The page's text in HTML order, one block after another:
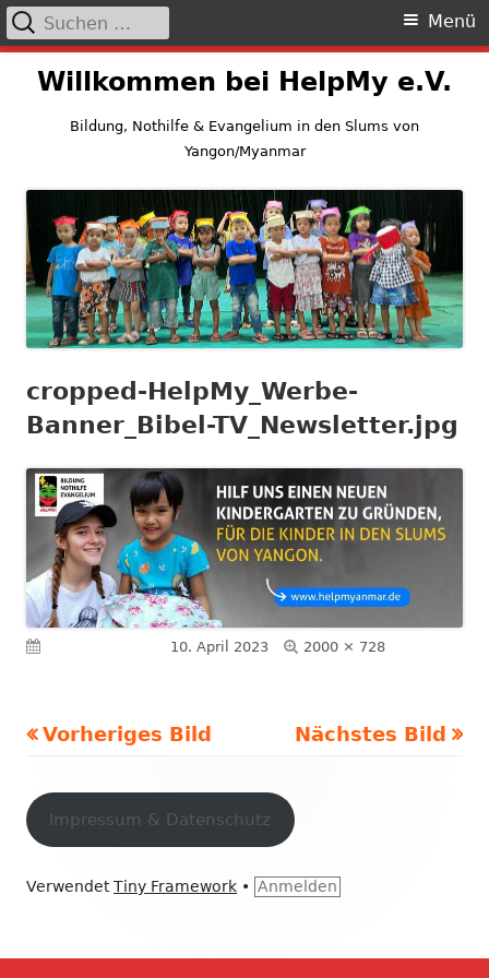
Springe
Willkommen bei HelpMy e.V.
Bildung, Nothilfe & Evangelium in den Slums von
Yangon/Myanmar
Primäres
Menü
Menü
Suchen
nach:
cropped-HelpMy_Werbe-
Banner_Bibel-TV_Newsletter.jpg
10. April 2023 Volle
2000 × 728
Vorheriges Bild Nächstes Bild
Inhalt
Impressum & Datenschutz
VerwendetTiny Framework • Anmelden